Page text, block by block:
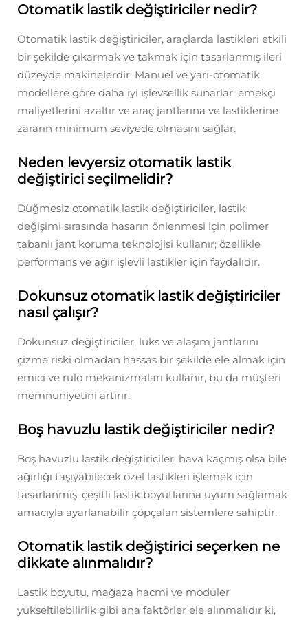
Otomatik lastik değiştiriciler nedir?
Otomatik lastik değiştiriciler, araçlarda lastikleri etkili
bir şekilde çıkarmak ve takmak için tasarlanmış ileri
düzeyde makinelerdir. Manuel ve yarı-otomatik
modellere göre daha iyi işlevsellik sunarlar, emekçi
maliyetlerini azaltır ve araç jantlarına ve lastiklerine
zararın minimum seviyede olmasını sağlar.
Neden levyersiz otomatik lastik
değiştirici seçilmelidir?
Düğmesiz otomatik lastik değiştiriciler, lastik
değişimi sırasında hasarın önlenmesi için polimer
tabanlı jant koruma teknolojisi kullanır; özellikle
performans ve ağır işlevli lastikler için faydalıdır.
Dokunsuz otomatik lastik değiştiriciler
nasıl çalışır?
Dokunsuz değiştiriciler, lüks ve alaşım jantlarını
çizme riski olmadan hassas bir şekilde ele almak için
emici ve rulo mekanizmaları kullanır, bu da müşteri
memnuniyetini artırır.
Boş havuzlu lastik değiştiriciler nedir?
Boş havuzlu lastik değiştiriciler, hava kaçmış olsa bile
ağırlığı taşıyabilecek özel lastikleri işlemek için
tasarlanmış, çeşitli lastik boyutlarına uyum sağlamak
amacıyla ayarlanabilir çöpçalan sistemlere sahiptir.
Otomatik lastik değiştirici seçerken ne
dikkate alınmalıdır?
Lastik boyutu, mağaza hacmi ve modüler
yükseltilebilirlik gibi ana faktörler ele alınmalıdır ki,